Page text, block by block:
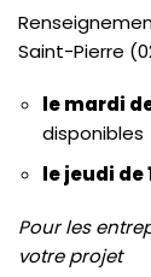
Saint-Pierre
le mardi
disponibles
le jeudi de
Pour les
votre projet